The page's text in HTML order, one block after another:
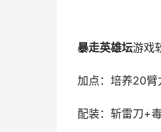
暴走英雄坛游戏
加点：培养20臂
配装：斩雷刀+